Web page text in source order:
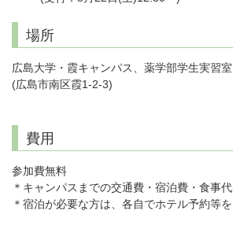
場所
広島大学・霞キャンパス、薬学部学生実
(広島市南区霞1-2-3)
費用
参加費無料
＊キャンパスまでの交通費・宿泊費・食事
＊宿泊が必要な方は、各自でホテル予約等を